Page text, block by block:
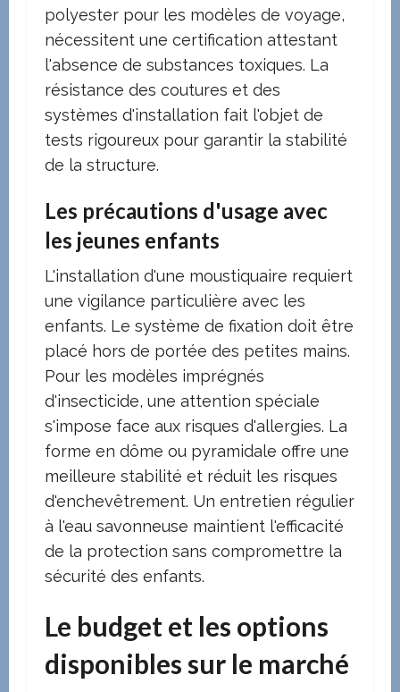
polyester pour les modèles de voyage,
nécessitent une certification attestant
l'absence de substances toxiques. La
résistance des coutures et des
systèmes d'installation fait l'objet de
tests rigoureux pour garantir la stabilité
de la structure.
Les précautions d'usage avec
les jeunes enfants
L'installation d'une moustiquaire requiert
une vigilance particulière avec les
enfants. Le système de fixation doit être
placé hors de portée des petites mains.
Pour les modèles imprégnés
d'insecticide, une attention spéciale
s'impose face aux risques d'allergies. La
forme en dôme ou pyramidale offre une
meilleure stabilité et réduit les risques
d'enchevêtrement. Un entretien régulier
à l'eau savonneuse maintient l'efficacité
de la protection sans compromettre la
sécurité des enfants.
Le budget et les options
disponibles sur le marché